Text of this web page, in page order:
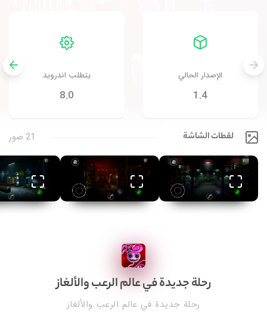
الإصدار الحالي
1.4
يتطلب اندرويد
8.0
لقطات الشاشة 21 صور
رحلة جديدة في عالم الرعب والألغاز
رحلة جديدة في عالم الرعب والألغاز